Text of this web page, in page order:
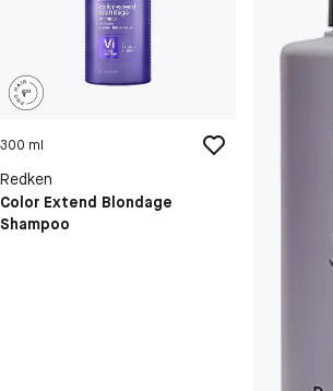
300 ml
Redken
Color Extend Blondage
Shampoo